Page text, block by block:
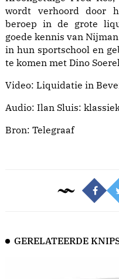
wordt verhoord door
beroep in de grote
goede kennis van
in hun sportschool en
te komen met Dino
Video: Liquidatie in
Audio: Ilan Sluis:
Bron: Telegraaf
GERELATEERDE